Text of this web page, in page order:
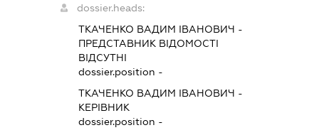
dossier.heads:
ТКАЧЕНКО ВАДИМ ІВАНОВИЧ -
ПРЕДСТАВНИК ВІДОМОСТІ
ВІДСУТНІ
dossier.position -
ТКАЧЕНКО ВАДИМ ІВАНОВИЧ -
КЕРІВНИК
dossier.position -